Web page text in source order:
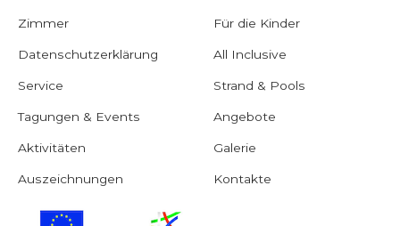
Zimmer
Datenschutzerklärung
Für die Kinder
All Inclusive
Service
Tagungen & Events
Aktivitäten
Auszeichnungen
Strand & Pools
Angebote
Galerie
Kontakte